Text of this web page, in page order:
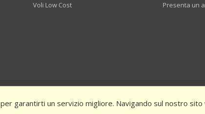
per garantirti un servizio migliore. Navigando sul nostro
Voli Low Cost
Presenta un
Prenota in anticipo - termini e condizioni
Ferragosto 2026 –